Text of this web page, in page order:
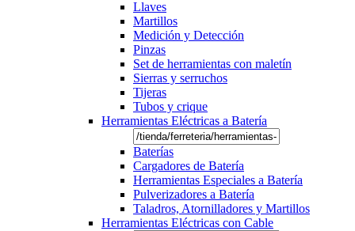
Llaves
Martillos
Medición y Detección
Pinzas
Set de herramientas con maletín
Sierras y serruchos
Tijeras
Tubos y crique
Herramientas Eléctricas a Batería
Baterías
Cargadores de Batería
Herramientas Especiales a Batería
Pulverizadores a Batería
Taladros, Atornilladores y Martillos
Herramientas Eléctricas con Cable